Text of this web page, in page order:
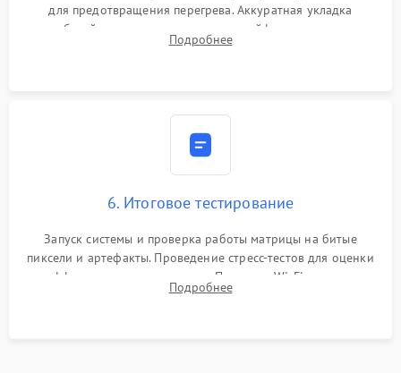
для предотвращения перегрева. Аккуратная укладка
кабелей, подключение хрупких шлейфов матрицы и
надежная фиксация всех элементов внутри корпуса
Подробнее
6. Итоговое тестирование
Запуск системы и проверка работы матрицы на битые
пиксели и артефакты. Проведение стресс-тестов для оценки
эффективности охлаждения. Проверка Wi-Fi, камеры,
микрофона и всех портов перед выдачей устройства.
Подробнее